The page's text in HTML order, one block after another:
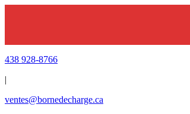
438 928-8766
|
ventes@bornedecharge.ca